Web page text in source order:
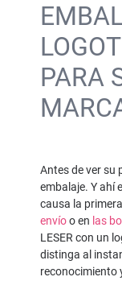
PARA
Antes de ver su
embalaje. Y ahí
causa la
envíoo en las
LESER con un
distinga al
reconocimiento